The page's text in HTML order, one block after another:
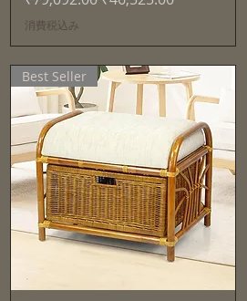
消費税込み
Best Seller